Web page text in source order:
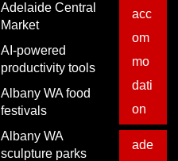
Adelaide Central
Market
AI-powered
productivity tools
Albany WA food
festivals
Albany WA
sculpture parks
acc
om
mo
dati
on
ade